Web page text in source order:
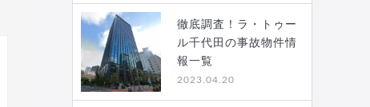
徹底調査！ラ・トゥー
ル千代田の事故物件情
報一覧
2023.04.20